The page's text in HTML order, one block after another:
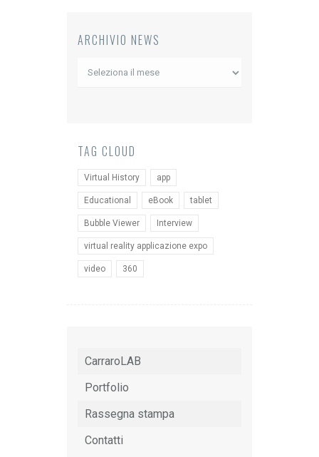
ARCHIVIO NEWS
Archivio
TAG CLOUD
Virtual History app
Educational eBook tablet
Bubble Viewer Interview
virtual reality applicazione expo
video 360
CarraroLAB
Portfolio
Rassegna stampa
Contatti